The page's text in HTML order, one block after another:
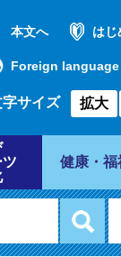
本文へ はじ
Foreign language
字サイズ 拡大
健康・福